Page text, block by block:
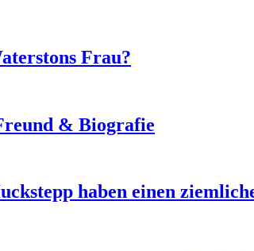
Frau?
& Biografie
haben einen